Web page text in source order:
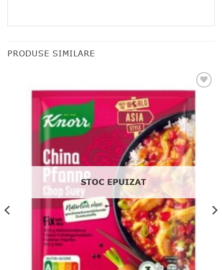
PRODUSE SIMILARE
Add to
favourites
STOC EPUIZAT